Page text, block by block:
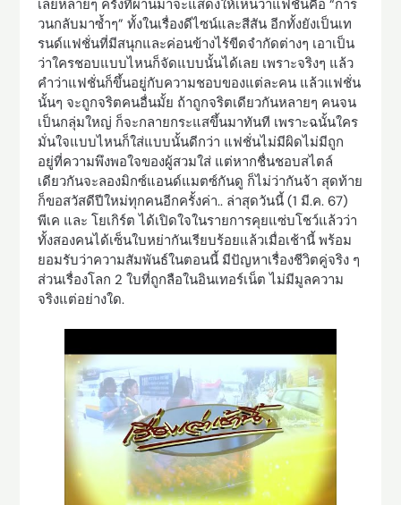
เลยหลายๆ ครั้งที่ผ่านมาจะแสดงให้เห็นว่าแฟชั่นคือ “การ
วนกลับมาซ้ำๆ” ทั้งในเรื่องดีไซน์และสีสัน อีกทั้งยังเป็นเท
รนด์แฟชั่นที่มีสนุกและค่อนข้างไร้ขีดจำกัดต่างๆ เอาเป็น
ว่าใครชอบแบบไหนก็จัดแบบนั้นได้เลย เพราะจริงๆ แล้ว
คำว่าแฟชั่นก็ขึ้นอยู่กับความชอบของแต่ละคน แล้วแฟชั่น
นั้นๆ จะถูกจริตคนอื่นมั้ย ถ้าถูกจริตเดียวกันหลายๆ คนจน
เป็นกลุ่มใหญ่ ก็จะกลายกระแสขึ้นมาทันที เพราะฉนั้นใคร
มั่นใจแบบไหนก็ใส่แบบนั้นดีกว่า แฟชั่นไม่มีผิดไม่มีถูก
อยู่ที่ความพึงพอใจของผู้สวมใส่ แต่หากชื่นชอบสไตล์
เดียวกันจะลองมิกซ์แอนด์แมตซ์กันดู ก็ไม่ว่ากันจ้า สุดท้าย
ก็ขอสวัสดีปีใหม่ทุกคนอีกครั้งค่า.. ล่าสุดวันนี้ (1 มี.ค. 67)
พีเค และ โยเกิร์ต ได้เปิดใจในรายการคุยแซ่บโชว์แล้วว่า
ทั้งสองคนได้เซ็นใบหย่ากันเรียบร้อยแล้วเมื่อเช้านี้ พร้อม
ยอมรับว่าความสัมพันธ์ในตอนนี้ มีปัญหาเรื่องชีวิตคู่จริง ๆ
ส่วนเรื่องโลก 2 ใบที่ถูกลือในอินเทอร์เน็ต ไม่มีมูลความ
จริงแต่อย่างใด.